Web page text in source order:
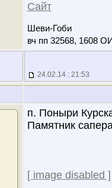
Сайт
Шеви-Гоби
вч пп 32568, 1608
24.02.14 : 21:53
п. Поныри
Памятник
[ image disabled ]